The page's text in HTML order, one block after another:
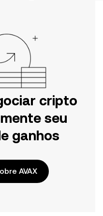
cripto
seu
ganhos
AVAX